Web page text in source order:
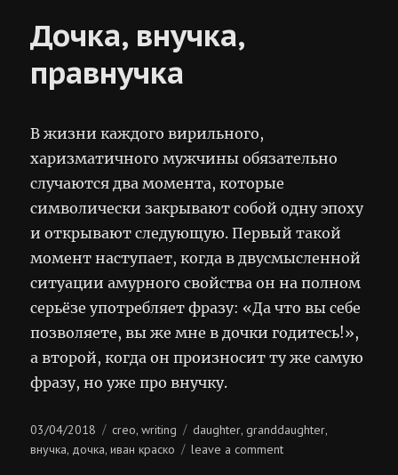
Дочка, внучка,
правнучка
В жизни каждого вирильного,
харизматичного мужчины обязательно
случаются два момента, которые
символически закрывают собой одну эпоху
и открывают следующую. Первый такой
момент наступает, когда в двусмысленной
ситуации амурного свойства он на полном
серьёзе употребляет фразу: «Да что вы себе
позволяете, вы же мне в дочки годитесь!»,
а второй, когда он произносит ту же самую
фразу, но уже про внучку.
Posted
on
03/04/2018 Categories
creo,writing Tags
daughter,granddaughter,
внучка, дочка,иван краско leave a commenton